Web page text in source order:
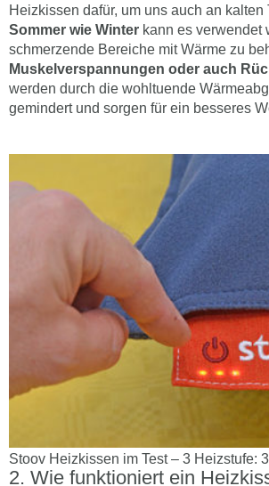
Heizkissen dafür, um uns auch an kalten
Sommer wie Winter kann es verwendet
schmerzende Bereiche mit Wärme zu
Muskelverspannungen oder auch
werden durch die wohltuende
gemindert und sorgen für ein besseres
Stoov Heizkissen im Test – 3 Heizstufe:
Wie funktioniert ein